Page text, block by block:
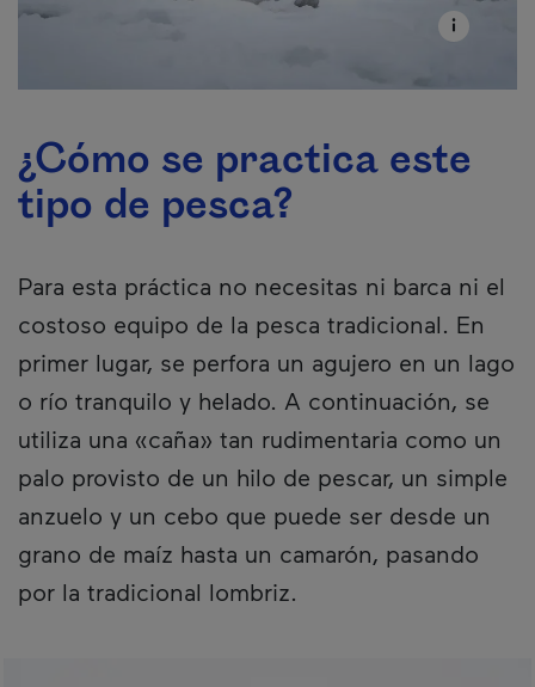
¿Cómo se practica este
tipo de pesca?
Para esta práctica no necesitas ni barca ni el
costoso equipo de la pesca tradicional. En
primer lugar, se perfora un agujero en un lago
o río tranquilo y helado. A continuación, se
utiliza una «caña» tan rudimentaria como un
palo provisto de un hilo de pescar, un simple
anzuelo y un cebo que puede ser desde un
grano de maíz hasta un camarón, pasando
por la tradicional lombriz.